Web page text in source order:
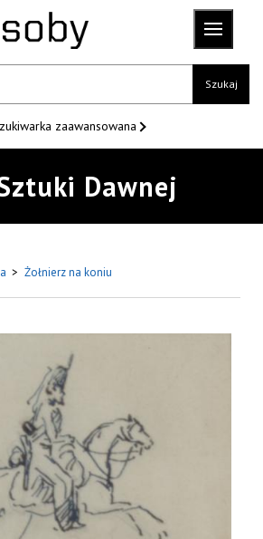
Szukaj
zaawansowana
Dawnej
> Żołnierz na koniu